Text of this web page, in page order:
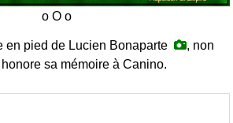
en pied de Lucien Bonaparte
, non
sa mémoire à Canino.